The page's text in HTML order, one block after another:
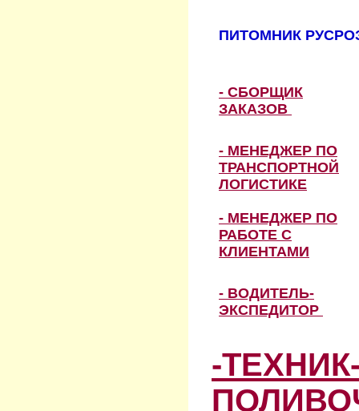
ПИТОМНИК
- СБОРЩИК
ЗАКАЗОВ
- МЕНЕДЖЕР ПО
ТРАНСПОРТНОЙ
ЛОГИСТИКЕ
- МЕНЕДЖЕР ПО
РАБОТЕ С
КЛИЕНТАМИ
- ВОДИТЕЛЬ-
ЭКСПЕДИТОР
-